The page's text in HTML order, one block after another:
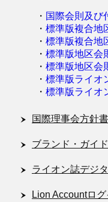
・ 国際会則及び
・ 標準版複合地
・ 標準版複合地
・ 標準版地区会
・ 標準版地区会
・ 標準版ライオ
・ 標準版ライオ
国際理事会方針書
ブランド・ガイ
ライオン誌デジ
Lion Accountロ